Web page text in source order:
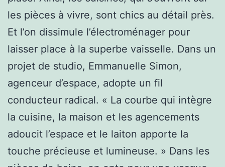
les pièces à vivre, sont chics au détail près.
Et l’on dissimule l’électroménager pour
laisser place à la superbe vaisselle. Dans un
projet de studio, Emmanuelle Simon,
agenceur d’espace, adopte un fil
conducteur radical. « La courbe qui intègre
la cuisine, la maison et les agencements
adoucit l’espace et le laiton apporte la
touche précieuse et lumineuse. » Dans les